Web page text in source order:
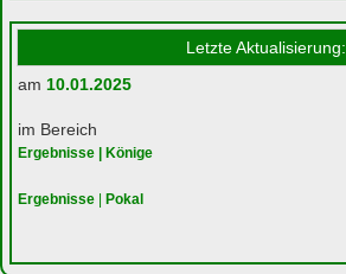
Letzte Aktualisierung:
am 10.01.2025
im Bereich
Ergebnisse | Könige
Ergebnisse | Pokal